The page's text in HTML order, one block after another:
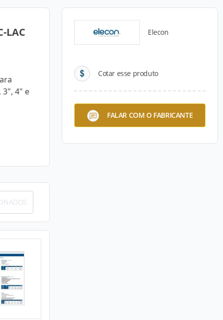
LAC
3", 4" e
Elecon
Cotar esse produto
FALAR COM O FABRICANTE